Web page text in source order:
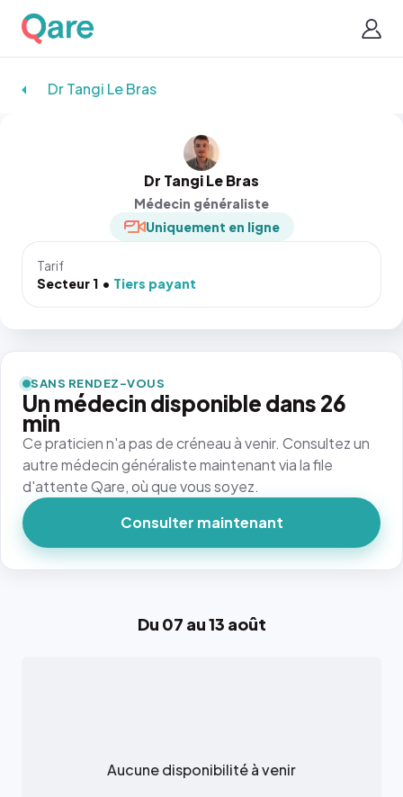
Dr Tangi Le Bras
Dr Tangi Le Bras
Médecin généraliste
Uniquement en ligne
Tarif
Secteur 1
Tiers payant
Du 07 au 13 août
Aucune disponibilité à venir
SANS RENDEZ-VOUS
Un médecin disponible dans 26
min
Ce praticien n'a pas de créneau à venir. Consultez un
autre médecin généraliste maintenant via la file
d'attente Qare, où que vous soyez.
Consulter maintenant